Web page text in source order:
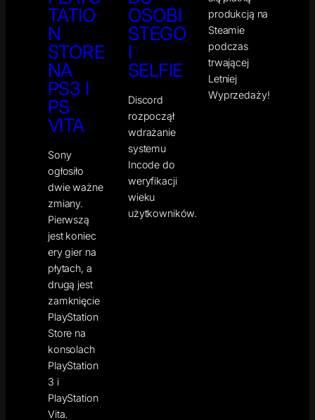
TATIO
N
STORE
NA
PS3 I
PS
VITA
Sony
ogłosiło
dwie ważne
zmiany.
Pierwszą
jest koniec
ery gier na
płytach, a
drugą jest
zamknięcie
PlayStation
Store na
konsolach
PlayStation
3 i
PlayStation
Vita.
OSOBI
STEGO
I
SELFIE
Discord
rozpoczął
wdrażanie
systemu
Incode do
weryfikacji
wieku
użytkowników.
produkcją na
Steamie
podczas
trwającej
Letniej
Wyprzedaży!